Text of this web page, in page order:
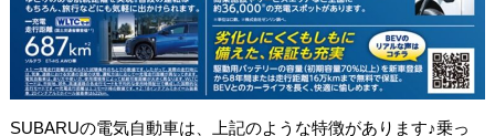
SUBARUの電気自動車は、上記のような特徴があります♪乗っ